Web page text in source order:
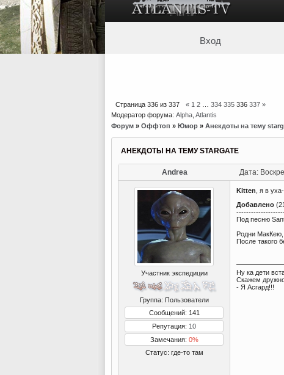
Вход
Страница 336 из 337 « 1 2 334 335 336 337 »
Модератор форума: Alpha Atlantis
Форум » Оффтоп » Юмор » Анекдоты на тему
АНЕКДОТЫ НА ТЕМУ STARGATE
Andrea Дата:
Участник экспедиции
Группа: Пользователи
Сообщений: 141
Репутация: 10
Замечания: 0%
Статус: где-то там
Kitten , я в
Добавлено
Под песню
Родни
После такого
Ну ка дети
Скажем
- Я Асгард!!!